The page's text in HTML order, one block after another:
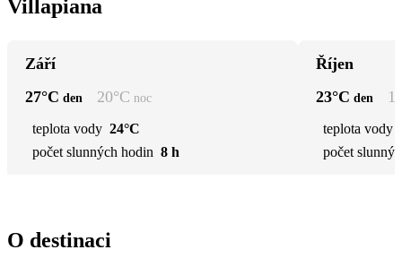
Villapiana
Září
27°C den 20°C noc
teplota vody 24°C
počet slunných hodin 8 h
Říjen
23°C den
teplota vody
počet
O destinaci